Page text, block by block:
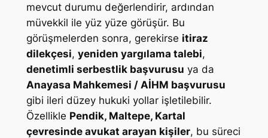
mevcut durumu değerlendirir, ardından
müvekkil ile yüz yüze görüşür. Bu
görüşmelerden sonra, gerekirse itiraz
dilekçesi, yeniden yargılama talebi,
denetimli serbestlik başvurusu ya da
Anayasa Mahkemesi / AİHM başvurusu
gibi ileri düzey hukuki yollar işletilebilir.
Özellikle Pendik, Maltepe, Kartal
çevresinde avukat arayan kişiler, bu süreci